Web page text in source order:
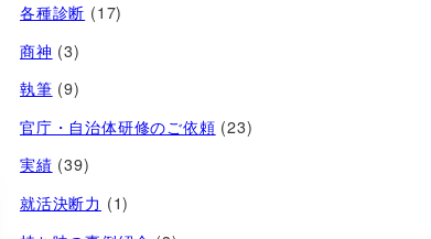
各種診断 (17)
商神 (3)
執筆 (9)
官庁・自治体研修のご依頼 (23)
実績 (39)
就活決断力 (1)